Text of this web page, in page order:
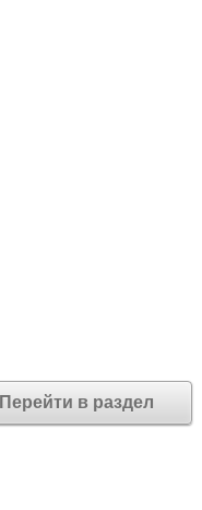
Перейти в раздел